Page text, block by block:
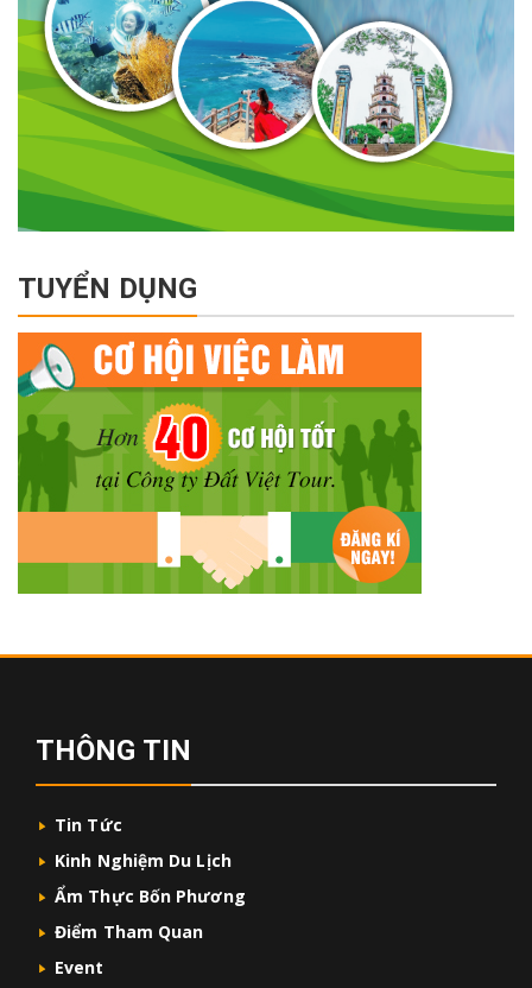
TUYỂN DỤNG
THÔNG TIN
Tin Tức
Kinh Nghiệm Du Lịch
Ẩm Thực Bốn Phương
Điểm Tham Quan
Event